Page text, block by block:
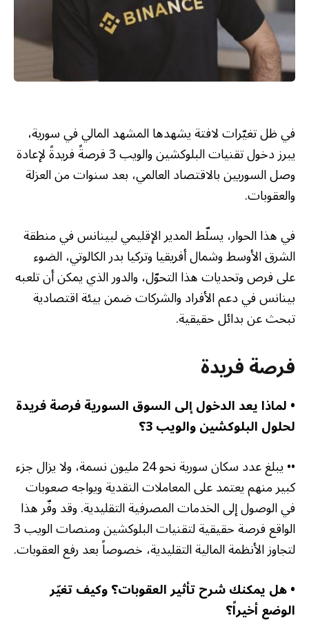
في ظل تغيّرات لافتة يشهدها المشهد المالي في سورية،
يبرز دخول تقنيات البلوكشين والويب 3 فرصةً فريدةً لإعادة
وصل السوريين بالاقتصاد العالمي، بعد سنوات من العزلة
والعقوبات.
في هذا الحوار، يسلّط المدير الإقليمي لبينانس في منطقة
الشرق الأوسط وشمال أفريقيا وتركيا بدر الكالوتي، الضوء
على فرص وتحديات هذا التحوّل، والدور الذي يمكن أن تلعبه
بينانس في دعم الأفراد والشركات ضمن بيئة اقتصادية
تبحث عن بدائل حقيقية.
فرصة فريدة
• لماذا يعد الدخول إلى السوق السورية فرصة فريدة
لحلول البلوكشين والويب 3؟
•• يبلغ عدد سكان سورية نحو 24 مليون نسمة، ولا يزال جزء
كبير منهم يعتمد على المعاملات النقدية ويواجه صعوبات
في الوصول إلى الخدمات المصرفية التقليدية. وقد وفّر هذا
الواقع فرصة حقيقية لتقنيات البلوكشين ومنصات الويب 3
لتجاوز الأنظمة المالية التقليدية، خصوصاً بعد رفع العقوبات.
• هل يمكنك شرح تأثير العقوبات؟ وكيف تغيّر
الوضع أخيراً؟